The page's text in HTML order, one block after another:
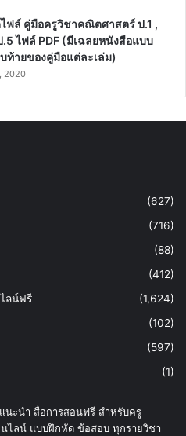
ฟล์ คู่มือครูวิชาคณิตศาสตร์ ป.1 ,
.5 ไฟล์ PDF (มีเฉลยหนังสือแบบ
ท้ายของคู่มือแต่ละเล่ม)
2020
(627)
(716)
(88)
(412)
ลน์ฟรี
(1,624)
(102)
(597)
(1)
นะนำ สื่อการสอนฟรี สำหรับครู
ไลน์ แบบฝึกหัด ข้อสอบ ทุกรายวิชา